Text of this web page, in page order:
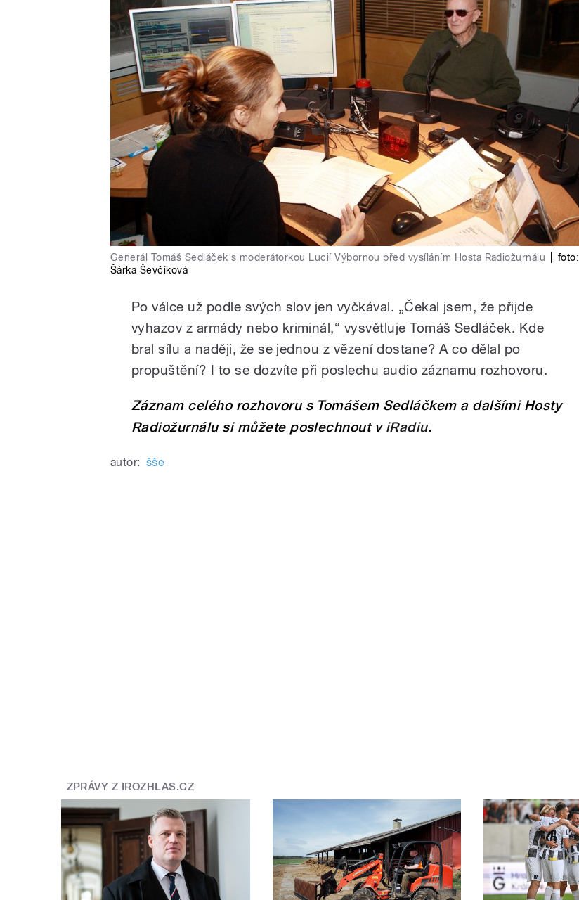
Generál Tomáš Sedláček s moderátorkou Lucií Výbornou před vysíláním Hosta Radiožurnálu
foto:
Šárka Ševčíková
Po válce už podle svých slov jen vyčkával. „Čekal jsem, že přijde
vyhazov z armády nebo kriminál,“ vysvětluje Tomáš Sedláček. Kde
bral sílu a naději, že se jednou z vězení dostane? A co dělal po
propuštění? I to se dozvíte při poslechu audio záznamu rozhovoru.
Záznam celého rozhovoru s Tomášem Sedláčkem a dalšími Hosty
Radiožurnálu si můžete poslechnout v iRadiu.
autor: šše
ZPRÁVY Z IROZHLAS.CZ